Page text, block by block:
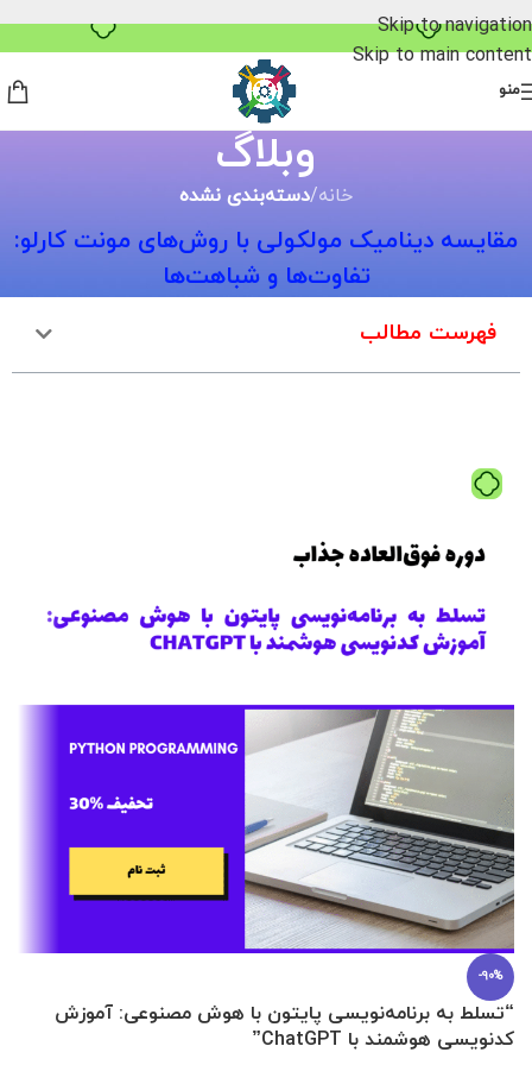
Skip to navigation
Skip to main content
منو
وبلاگ
خانه/دسته‌بندی نشده
مقایسه دینامیک مولکولی با روش‌های مونت کارلو:
تفاوت‌ها و شباهت‌ها
فهرست مطالب
-90%
“تسلط به برنامه‌نویسی پایتون با هوش مصنوعی: آموزش
کدنویسی هوشمند با ChatGPT”